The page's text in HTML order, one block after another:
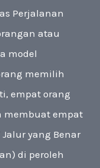
Perjalanan
atau
model
memilih
empat orang
membuat empat
Jalur yang Benar
di peroleh